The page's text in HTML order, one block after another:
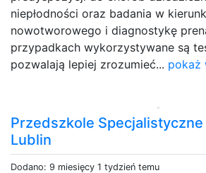
niepłodności oraz badania w
nowotworowego i diagnostykę
przypadkach wykorzystywane są
pozwalają lepiej zrozumieć... pokaż
Przedszkole
Lublin
Dodano: 9 miesięcy 1 tydzień temu